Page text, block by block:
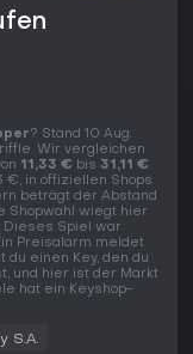
? Stand 10 Aug.
Wir vergleichen
11,33 € bis 31,11 €.
€, in offiziellen Shops
beträgt der Abstand
Shopwahl wiegt hier
Dieses Spiel war
Preisalarm meldet
du einen Key, den du
und hier ist der Markt
hat ein Keyshop-
S.A.